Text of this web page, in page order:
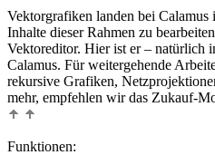
Vektorgrafiken landen bei
Inhalte dieser Rahmen zu
Vektoreditor. Hier ist er – natürlich
Calamus. Für weitergehende
rekursive Grafiken,
mehr, empfehlen wir das Zukauf-
Funktionen: